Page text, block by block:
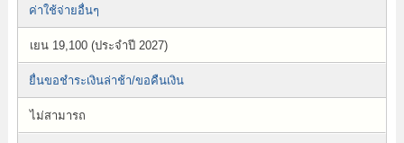
ค่าใช้จ่ายอื่นๆ
เยน 19,100 (ประจำปี 2027)
ยื่นขอชำระเงินล่าช้า/ขอคืนเงิน
ไม่สามารถ